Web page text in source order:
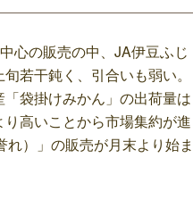
心の販売の中、JA伊豆ふじ
若干鈍く、引合いも弱い。
袋掛けみかん」の出荷量は
高いことから市場集約が進
）」の販売が月末より始ま